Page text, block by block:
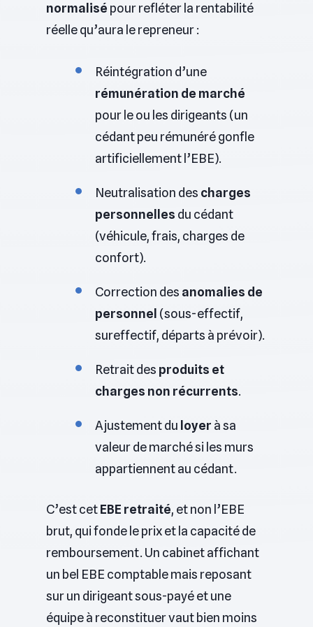
normalisé pour refléter la rentabilité
réelle qu’aura le repreneur :
Réintégration d’une
rémunération de marché
pour le ou les dirigeants (un
cédant peu rémunéré gonfle
artificiellement l’EBE).
Neutralisation des charges
personnelles du cédant
(véhicule, frais, charges de
confort).
Correction des anomalies de
personnel (sous-effectif,
sureffectif, départs à prévoir).
Retrait des produits et
charges non récurrents.
Ajustement du loyer à sa
valeur de marché si les murs
appartiennent au cédant.
C’est cetEBE retraité, et non l’EBE
brut, qui fonde le prix et la capacité de
remboursement. Un cabinet affichant
un bel EBE comptable mais reposant
sur un dirigeant sous-payé et une
équipe à reconstituer vaut bien moins